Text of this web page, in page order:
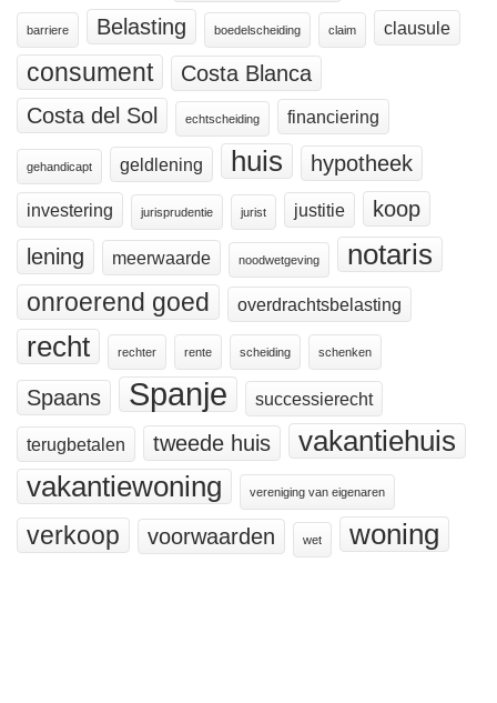
barriere Belasting boedelscheiding claim clausule
consument
Costa Blanca
Costa del Sol
echtscheiding financiering
gehandicapt geldlening huis hypotheek
investering jurisprudentie jurist justitie
koop
lening
meerwaarde noodwetgeving notaris
onroerend goed overdrachtsbelasting
recht rechter rente scheiding schenken
Spaans Spanje successierecht
terugbetalen tweede huis
vakantiehuis
vakantiewoning
vereniging van eigenaren
verkoop voorwaarden wet woning